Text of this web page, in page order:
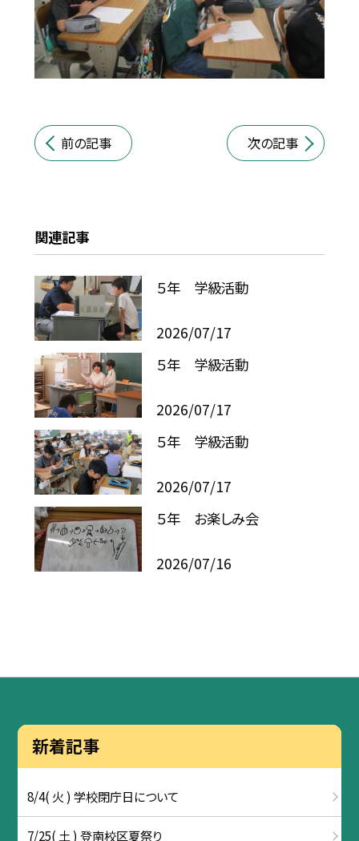
前の記事 次の記事
関連記事
５年 学級活動
2026/07/17
５年 学級活動
2026/07/17
５年 学級活動
2026/07/17
５年 お楽しみ会
2026/07/16
新着記事
8/4( 火 ) 学校閉庁日について
7/25( 土 ) 登南校区夏祭り